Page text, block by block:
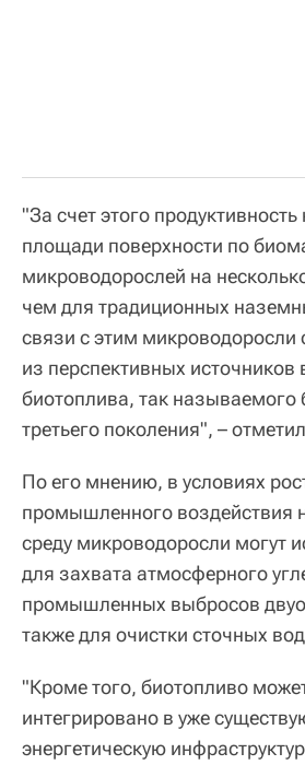
"За счет этого
площади поверхности по
микроводорослей на
чем для традиционных
связи с этим микроводоросли
из перспективных
биотоплива, так называемого
третьего поколения", –
По его мнению, в условиях
промышленного
среду микроводоросли могут
для захвата атмосферного
промышленных выбросов
также для очистки сточных
"Кроме того, биотопливо
интегрировано в уже
энергетическую